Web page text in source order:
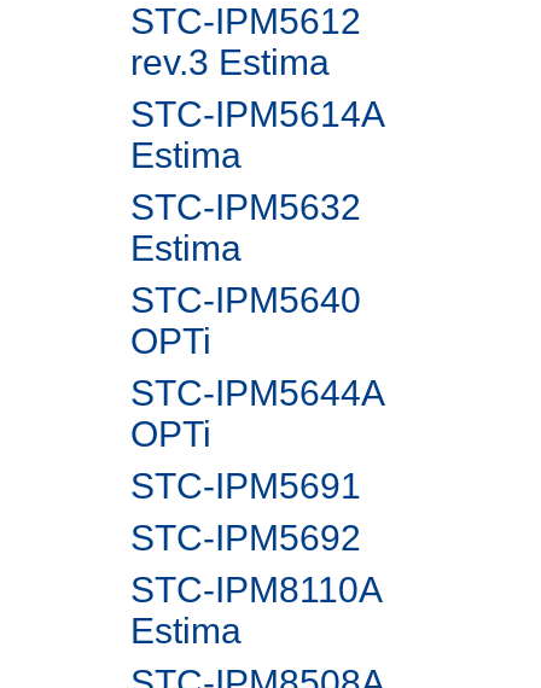
STC-IPM5612
rev.3 Estima
STC-IPM5614A
Estima
STC-IPM5632
Estima
STC-IPM5640
OPTi
STC-IPM5644A
OPTi
STC-IPM5691
STC-IPM5692
STC-IPM8110A
Estima